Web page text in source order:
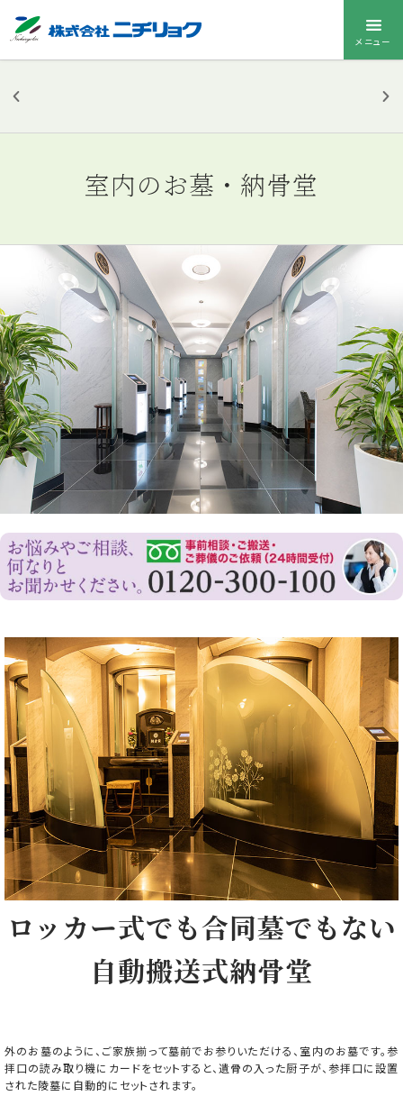
メニュー
お墓メニューを
開く
室内のお墓・納骨堂
ロッカー式でも合同墓でもない
自動搬送式納骨堂
外のお墓のように、ご家族揃って墓前でお参りいただける、室内のお墓です。参
拝口の読み取り機にカードをセットすると、遺骨の入った厨子が、参拝口に設置
された陵墓に自動的にセットされます。